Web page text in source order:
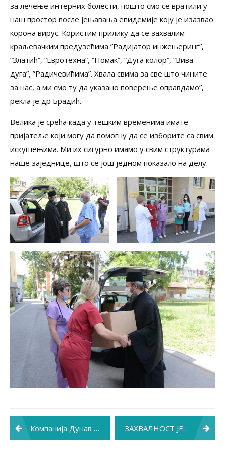
за лечење интерних болести, пошто смо се вратили у
наш простор после јењавања епидемије коју је изазвао
корона вирус. Користим прилику да се захвалим
краљевачким предузећима ”Радијатор инжењеринг”,
”Златић”, ”Евротехна”, ”Помак”, ”Дуга колор”, ”Вива
дуга”, ”Радичевићима”. Хвала свима за све што чините
за нас, а ми смо ту да указано поверење оправдамо”,
рекла је др Брадић.
Велика је срећа када у тешким временима имате
пријатеље који могу да помогну да се изборите са свим
искушењима. Ми их сигурно имамо у свим структурама
наше заједнице, што се још једном показало на делу.
Post
navigation
Компанија Дунав осигурање обрадовала једну бебу ЗАХВАЛНОСТ ЈЕДНЕ ХРАБРЕ ЖЕНЕ